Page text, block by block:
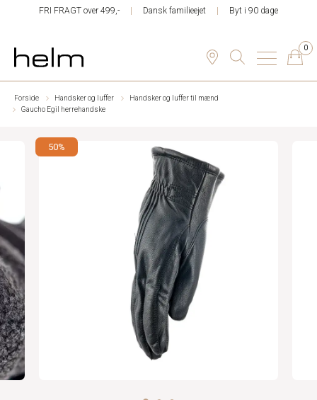
FRI FRAGT over 499,- Dansk familieejet Byt i 90 dage
0
Forside Handsker og luffer
Handsker og luffer til mænd
Gaucho Egil herrehandske
50%